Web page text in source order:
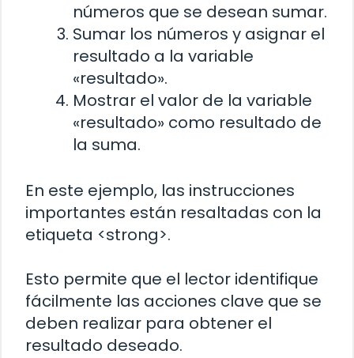
números que se desean sumar.
Sumar los números y asignar el
resultado a la variable
«resultado».
Mostrar el valor de la variable
«resultado» como resultado de
la suma.
En este ejemplo, las instrucciones
importantes están resaltadas con la
etiqueta <strong>.
Esto permite que el lector identifique
fácilmente las acciones clave que se
deben realizar para obtener el
resultado deseado.